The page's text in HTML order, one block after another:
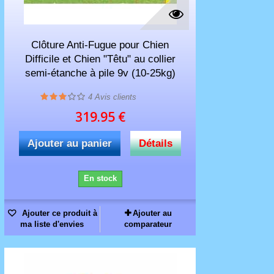
Clôture Anti-Fugue pour Chien
Difficile et Chien "Têtu" au collier
semi-étanche à pile 9v (10-25kg)
4 Avis clients
319.95 €
Ajouter au panier Détails
En stock
Ajouter ce produit à
ma liste d'envies
Ajouter au
comparateur